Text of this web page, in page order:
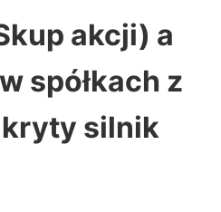
akcji) a
spółkach z
silnik